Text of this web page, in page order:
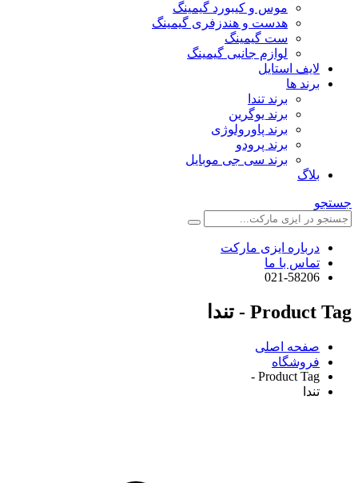
موس و کیبورد گیمینگ
هدست و هندزفری گیمینگ
ست گیمینگ
لوازم جانبی گیمینگ
لایف استایل
برند ها
برند تندا
برند یوگرین
برند پاورولوژی
برند پرودو
برند سی جی موبایل
بلاگ
جستجو
درباره ایزی مارکت
تماس با ما
021-58206
Product Tag - تندا
صفحه اصلی
فروشگاه
Product Tag -
تندا